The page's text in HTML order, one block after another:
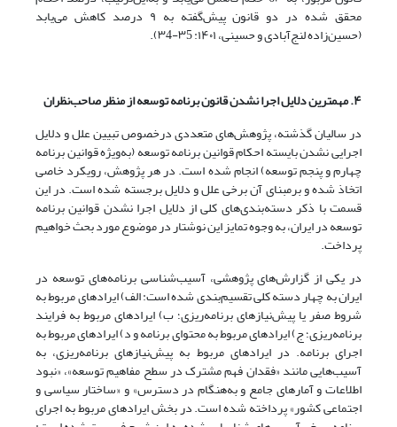
محقق‌ شده در دو قانون پیش‌گفته به ۹ درصد کاهش می‌یابد
(حسین‌زاده لنج‌آبادی و حسینی، ۱۴۰۱: ۳5-۳4).
۴. مهمترین دلایل اجرا نشدن قانون برنامه توسعه از منظر صاحب‌‌نظران
در سالیان گذشته، پژوهش‌های متعددی درخصوص تبیین علل و دلایل
اجرایی ‌نشدن بایسته احکام قوانین برنامه توسعه (به‌ویژه قوانین برنامه
چهارم و پنجم توسعه) انجام شده است. در هر پژوهش، رویکرد خاصی
اتخاذ شده و برمبنای آن‌ برخی علل و دلایل برجسته شده است. در این
قسمت با ذکر دسته‌بندی‌های کلی از دلایل اجرا نشدن قوانین برنامه
توسعه در ایران، به وجوه تمایز این نوشتار در موضوع مورد بحث خواهیم
پرداخت.
در یکی از گزارش‌های پژوهشی، آسیب‌شناسی برنامه‌های توسعه در
ایران به چهار دسته کلی تقسیم‌بندی شده است: الف) ایرادهای مربوط به
شروط صفر یا پیش‌نیازهای برنامه‌ریزی؛ ب) ایرادهای مربوط به فرایند
برنامه‌ریزی؛ ج) ایرادهای مربوط به محتوای برنامه و د) ایرادهای مربوط به
اجرای برنامه. در ایرادهای مربوط به پیش‌نیازهای برنامه‌ریزی، به
آسیب‌هایی مانند «فقدان فهم مشترک در سطح مفاهیم توسعه»، «نبود
اطلاعات و آمارهای جامع و به‌هنگام در دسترس» و «ساختار سیاسی و
اجتماعی کشور» پرداخته شده است. در بخش ایرادهای مربوط به اجرای